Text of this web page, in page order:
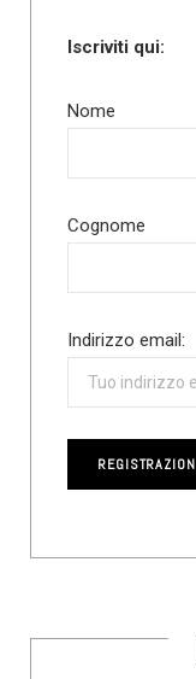
Iscriviti qui:
Nome
Cognome
Indirizzo email: